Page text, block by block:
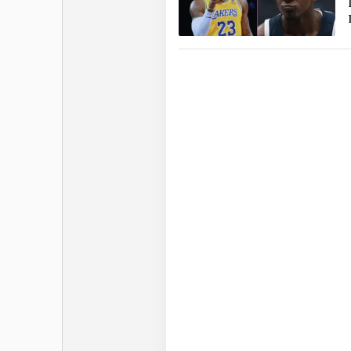
Profitant de la longue
obtient rapidement du
saison rookie aboutie
valant une place dans